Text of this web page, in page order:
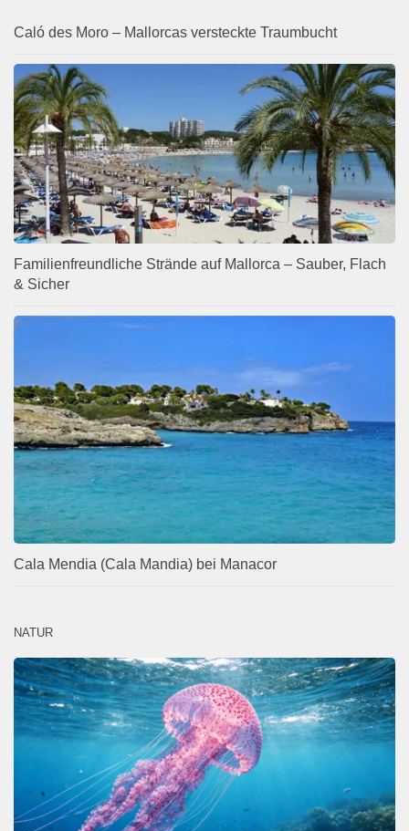
Caló des Moro – Mallorcas versteckte Traumbucht
Familienfreundliche Strände auf Mallorca – Sauber, Flach
& Sicher
Cala Mendia (Cala Mandia) bei Manacor
NATUR